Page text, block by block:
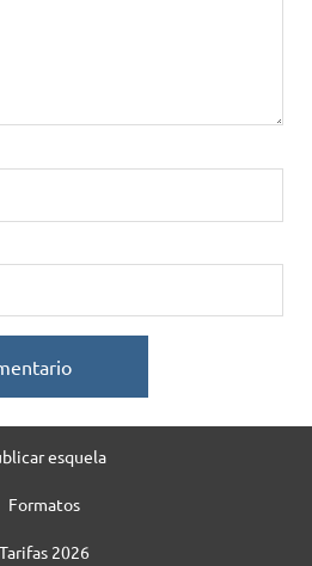
esquela
Formatos
Tarifas 2026